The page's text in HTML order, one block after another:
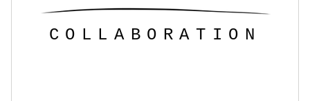
COLLABORATION